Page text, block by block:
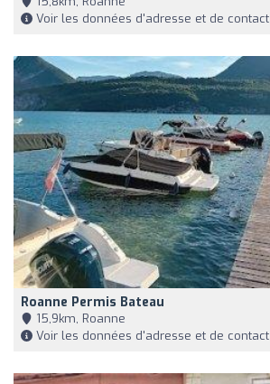
Voir les données d'adresse et de contact
Roanne Permis Bateau
15,9km, Roanne
Voir les données d'adresse et de contact